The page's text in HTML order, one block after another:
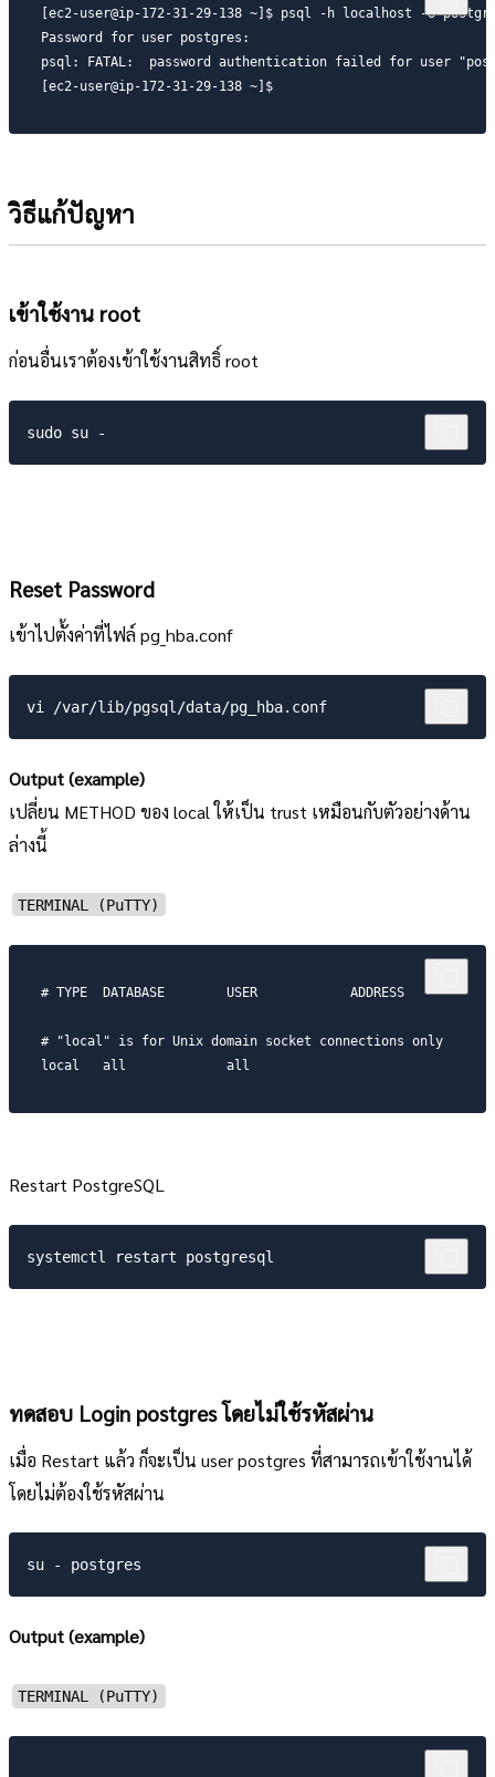
[ec2-user@ip-172-31-29-138 ~]$ psql -h localhost -U
Password for user postgres:
psql: FATAL:  password authentication failed for user
[ec2-user@ip-172-31-29-138 ~]$
วิธีแก้ปัญหา
เข้าใช้งาน root
ก่อนอื่นเราต้องเข้าใช้งานสิทธิ์ root
Reset Password
เข้าไปตั้งค่าที่ไฟล์ pg_hba.conf
Output (example)
เปลี่ยน METHOD ของ local ให้เป็น trust เหมือนกับตัวอย่างด้าน
ล่างนี้
TERMINAL (PuTTY)
# TYPE  DATABASE        USER            ADDRESS
# "local" is for Unix domain socket connections only
local   all             all
Restart PostgreSQL
ทดสอบ Login postgres โดยไม่ใช้รหัสผ่าน
เมื่อ Restart แล้ว ก็จะเป็น user postgres ที่สามารถเข้าใช้งานได้
โดยไม่ต้องใช้รหัสผ่าน
Output (example)
TERMINAL (PuTTY)